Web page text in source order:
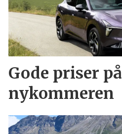
Gode priser på
nykommeren